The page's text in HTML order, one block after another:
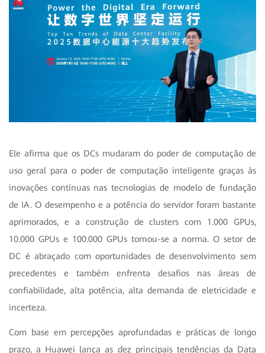
Ele afirma que os DCs mudaram do poder de computação de
uso geral para o poder de computação inteligente graças às
inovações contínuas nas tecnologias de modelo de fundação
de IA. O desempenho e a potência do servidor foram bastante
aprimorados, e a construção de clusters com 1.000 GPUs,
10.000 GPUs e 100.000 GPUs tornou-se a norma. O setor de
DC é abraçado com oportunidades de desenvolvimento sem
precedentes e também enfrenta desafios nas áreas de
confiabilidade, alta potência, alta demanda de eletricidade e
incerteza.
Com base em percepções aprofundadas e práticas de longo
prazo, a Huawei lança as dez principais tendências da Data